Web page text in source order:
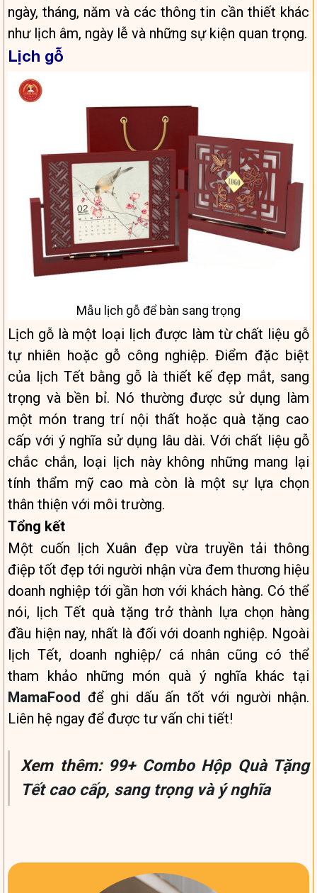
ngày, tháng, năm và các thông tin cần thiết khác
như lịch âm, ngày lễ và những sự kiện quan trọng.
Lịch gỗ
Mẫu lịch gỗ để bàn sang trọng
Lịch gỗ là một loại lịch được làm từ chất liệu gỗ
tự nhiên hoặc gỗ công nghiệp. Điểm đặc biệt
của lịch Tết bằng gỗ là thiết kế đẹp mắt, sang
trọng và bền bỉ. Nó thường được sử dụng làm
một món trang trí nội thất hoặc quà tặng cao
cấp với ý nghĩa sử dụng lâu dài. Với chất liệu gỗ
chắc chắn, loại lịch này không những mang lại
tính thẩm mỹ cao mà còn là một sự lựa chọn
thân thiện với môi trường.
Tổng kết
Một cuốn lịch Xuân đẹp vừa truyền tải thông
điệp tốt đẹp tới người nhận vừa đem thương hiệu
doanh nghiệp tới gần hơn với khách hàng. Có thể
nói, lịch Tết quà tặng trở thành lựa chọn hàng
đầu hiện nay, nhất là đối với doanh nghiệp. Ngoài
lịch Tết, doanh nghiệp/ cá nhân cũng có thể
tham khảo những món quà ý nghĩa khác tại
MamaFood để ghi dấu ấn tốt với người nhận.
Liên hệ ngay để được tư vấn chi tiết!
Xem thêm: 99+ Combo Hộp Quà Tặng
Tết cao cấp, sang trọng và ý nghĩa